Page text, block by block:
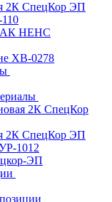
2К СпецКор ЭП
АК НЕНС
ХВ-0278
2К СпецКор
2К СпецКор ЭП
1012
ЭП